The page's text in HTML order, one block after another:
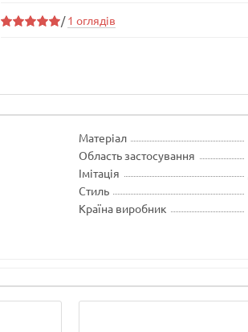
/1 оглядів
Матеріал
Область застосування
Імітація
Стиль
Країна виробник